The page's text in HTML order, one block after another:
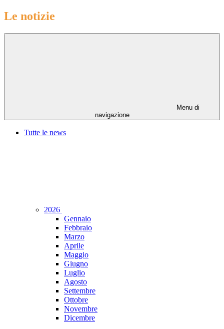
Le notizie
Menu di
navigazione
Tutte le news
2026
Gennaio
Febbraio
Marzo
Aprile
Maggio
Giugno
Luglio
Agosto
Settembre
Ottobre
Novembre
Dicembre